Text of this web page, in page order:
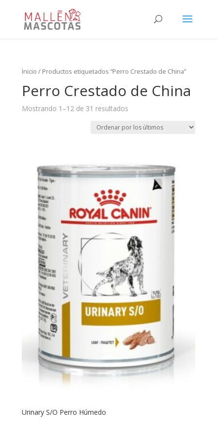
Inicio / Productos etiquetados “Perro Crestado de China”
Perro Crestado de China
Mostrando 1–12 de 31 resultados
Urinary S/O Perro Húmedo